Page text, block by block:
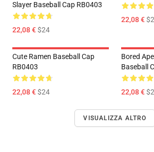
Slayer Baseball Cap RB0403
22,08 €$24
22,08 €
Cute Ramen Baseball Cap
RB0403
22,08 €$24
Bored
Baseball
22,08 €
VISUALIZZA ALTRO